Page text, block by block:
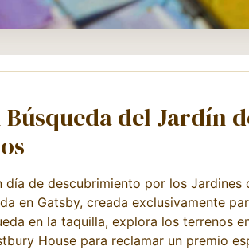
Búsqueda del Jardín
día de descubrimiento por los Jardines
en Gatsby, creada exclusivamente
en la taquilla, explora los terrenos
House para reclamar un premio